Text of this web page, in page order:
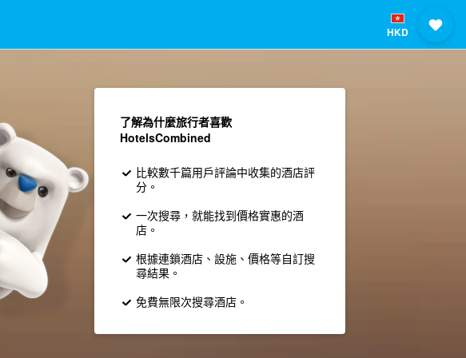
HKD
了解為什麼旅行者喜歡
HotelsCombined
比較數千篇用戶評論中收集的酒店評
分。
一次搜尋，就能找到價格實惠的酒
店。
根據連鎖酒店、設施、價格等自訂搜
尋結果。
免費無限次搜尋酒店。